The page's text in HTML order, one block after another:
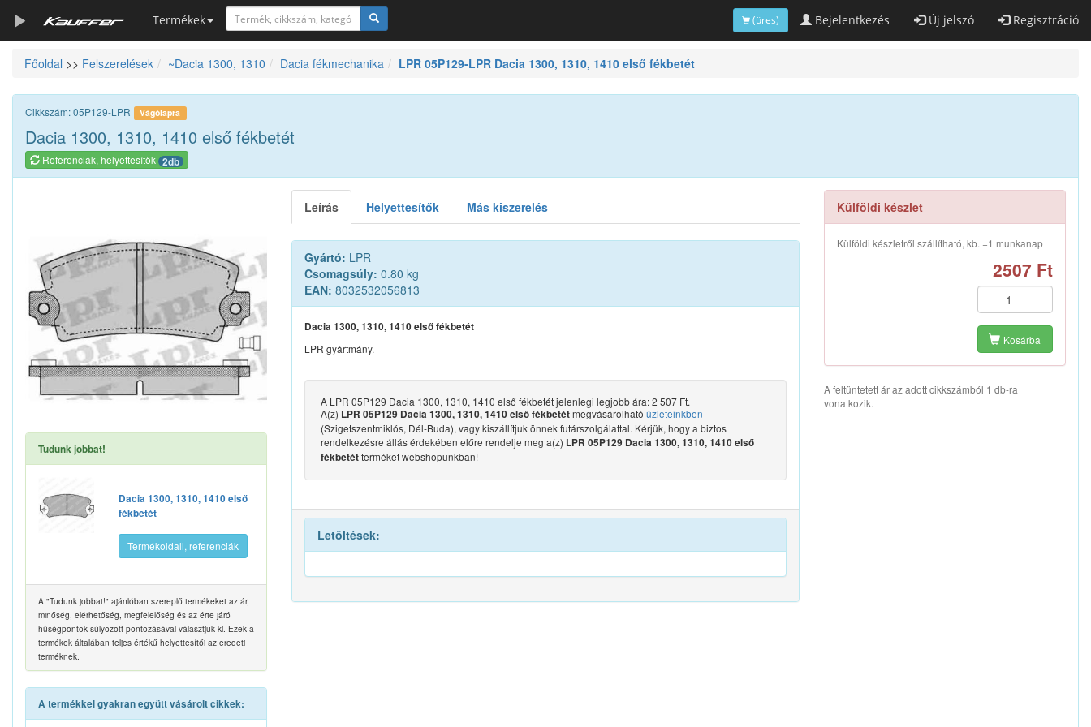
Termékek Bejelentkezés Új jelszó Regisztráció
(üres)
Szerszámkatalógus
Kosár
Alkatrészek
Főoldal >> Felszerelések ~Dacia 1300, 1310 Dacia fékmechanika LPR 05P129-LPR Dacia 1300, 1310, 1410 első fékbetét
Cikkszám: 05P129-LPR Vágólapra
Dacia 1300, 1310, 1410 első fékbetét
Referenciák, helyettesítők 2db
Tudunk jobbat!
Dacia 1300, 1310, 1410 első
fékbetét
Termékoldall, referenciák
A "Tudunk jobbat!" ajánlóban szereplő termékeket az ár,
minőség, elérhetőség, megfelelőség és az érte járó
hűségpontok súlyozott pontozásával választjuk ki. Ezek a
termékek általában teljes értékű helyettesítői az eredeti
terméknek.
A termékkel gyakran együtt vásárolt cikkek:
Leírás Helyettesítők Más kiszerelés
Gyártó: LPR
Csomagsúly: 0.80 kg
EAN: 8032532056813
Dacia 1300, 1310, 1410 első fékbetét
LPR gyártmány.
A LPR 05P129 Dacia 1300, 1310, 1410 első fékbetét jelenlegi legjobb ára: 2 507 Ft.
A(z) LPR 05P129 Dacia 1300, 1310, 1410 első fékbetétmegvásárolható üzleteinkben
(Szigetszentmiklós, Dél-Buda), vagy kiszállítjuk önnek futárszolgálattal. Kérjük, hogy a biztos
rendelkezésre állás érdekében előre rendelje meg a(z) LPR 05P129 Dacia 1300, 1310, 1410 első
fékbetétterméket webshopunkban!
Letöltések:
Külföldi készlet
Külföldi készletről szállítható, kb. +1 munkanap
2507 Ft
Kosárba
A feltüntetett ár az adott cikkszámból 1 db-ra
vonatkozik.